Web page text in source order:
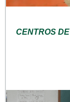
CENTROS